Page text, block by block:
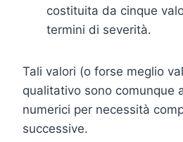
costituita da cinque
termini di severità.
Tali valori (o forse meglio
qualitativo sono comunque
numerici per necessità
successive.